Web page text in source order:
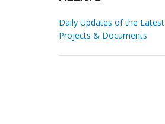
Daily Updates of the Latest
Projects & Documents